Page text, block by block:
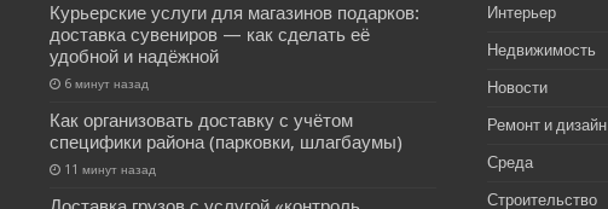
Курьерские услуги для магазинов подарков:
доставка сувениров — как сделать её
удобной и надёжной
6 минут назад
Как организовать доставку с учётом
специфики района (парковки, шлагбаумы)
11 минут назад
Интерьер
Недвижимость
Новости
Ремонт и дизайн
Среда
Строительство